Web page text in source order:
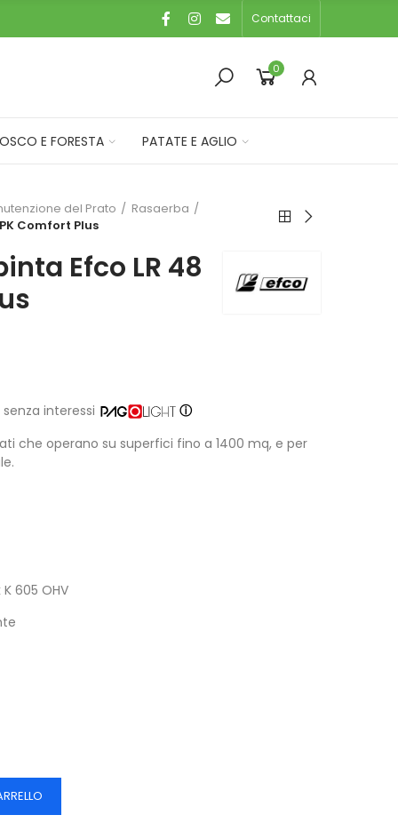
Contattaci
0
E FORESTA PATATE E AGLIO
del Prato
Rasaerba
Comfort Plus
Efco LR 48
senza interessi
ⓘ
che operano su superfici fino a 1400 mq, e per
605 OHV